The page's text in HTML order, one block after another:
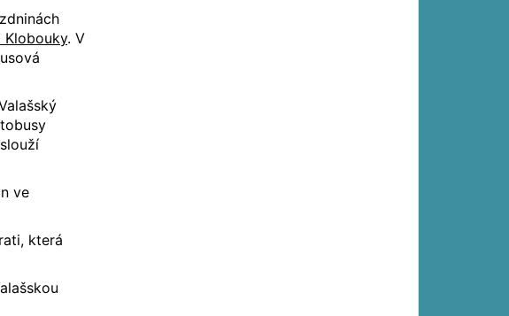
Klobouky. V
ve
která